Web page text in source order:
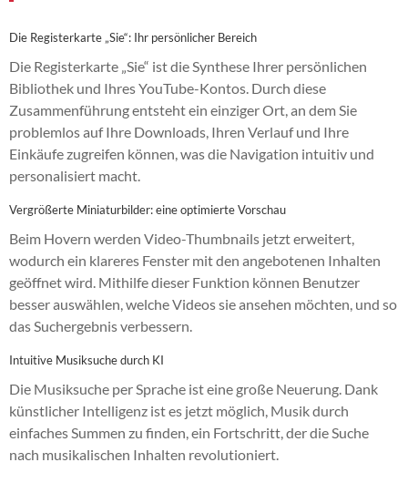
Die Registerkarte „Sie“: Ihr persönlicher Bereich
Die Registerkarte „Sie“ ist die Synthese Ihrer persönlichen
Bibliothek und Ihres YouTube-Kontos. Durch diese
Zusammenführung entsteht ein einziger Ort, an dem Sie
problemlos auf Ihre Downloads, Ihren Verlauf und Ihre
Einkäufe zugreifen können, was die Navigation intuitiv und
personalisiert macht.
Vergrößerte Miniaturbilder: eine optimierte Vorschau
Beim Hovern werden Video-Thumbnails jetzt erweitert,
wodurch ein klareres Fenster mit den angebotenen Inhalten
geöffnet wird. Mithilfe dieser Funktion können Benutzer
besser auswählen, welche Videos sie ansehen möchten, und so
das Suchergebnis verbessern.
Intuitive Musiksuche durch KI
Die Musiksuche per Sprache ist eine große Neuerung. Dank
künstlicher Intelligenz ist es jetzt möglich, Musik durch
einfaches Summen zu finden, ein Fortschritt, der die Suche
nach musikalischen Inhalten revolutioniert.